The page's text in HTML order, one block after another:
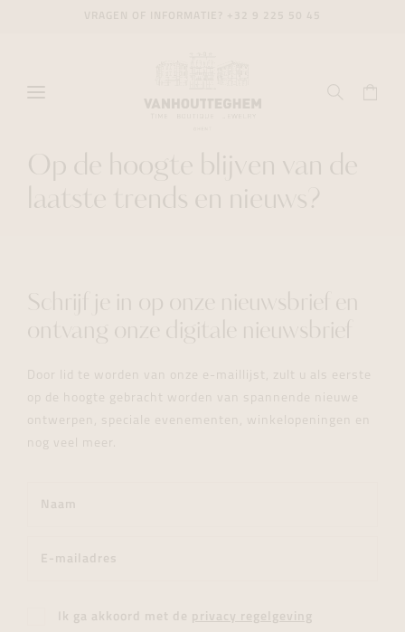
Op de hoogte blijven van de
laatste trends en nieuws?
Schrijf je in op onze nieuwsbrief en
ontvang onze digitale nieuwsbrief
Door lid te worden van onze e-maillijst, zult u als eerste
op de hoogte gebracht worden van spannende nieuwe
ontwerpen, speciale evenementen, winkelopeningen en
nog veel meer.
Ik ga akkoord met de privacy regelgeving